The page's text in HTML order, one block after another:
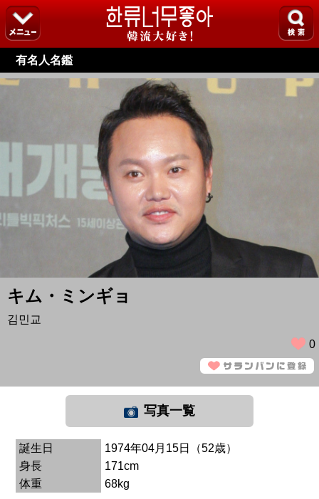
有名人名鑑
キム・ミンギョ
김민교
0
写真一覧
誕生日
1974年04月15日（52歳）
身長
171cm
体重
68kg